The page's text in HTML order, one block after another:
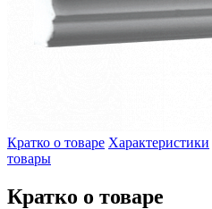
Кратко о товаре Характеристики
товары
Кратко о товаре